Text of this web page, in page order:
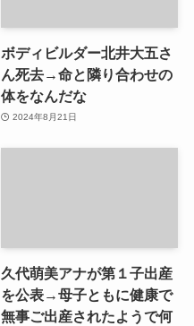
ボディビルダー北井大五さ
ん死去→命と隣り合わせの
体をなんだな
2024年8月21日
久代萌美アナが第１子出産
を公表→母子ともに健康で
無事ご出産されたようで何